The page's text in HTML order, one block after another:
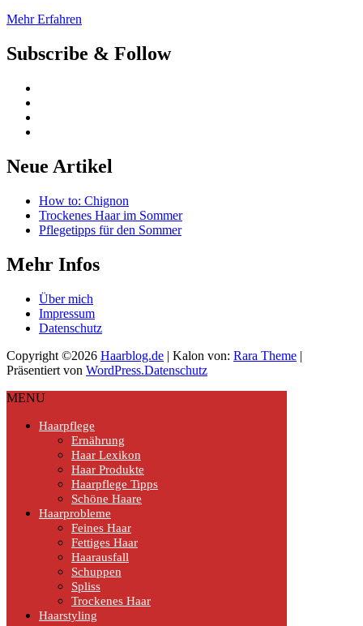
Mehr Erfahren
Subscribe & Follow
Neue Artikel
How to: Chignon
Trockenes Haar im Sommer
Pflegetipps für den Sommer
Mehr Infos
Über mich
Impressum
Datenschutz
Copyright ©2026 Haarblog.de | Kalon von: Rara Theme |
Präsentiert von WordPress.Datenschutz
MENU
Haarpflege
Ernährung
Haar Lexikon
Haar Produkte
Haarpflege Tipps
Schöne Haare
Haarprobleme
Feines Haar
Fettiges Haar
Haarausfall
Schuppen
Spliss
Trockenes Haar
Haarstyling